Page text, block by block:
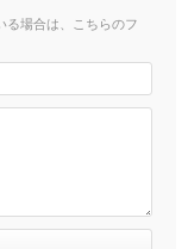
る場合は、こちらのフ